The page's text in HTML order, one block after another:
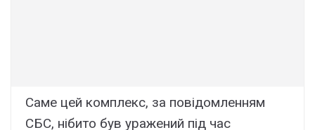
Caмe цeй комплeкc, зa повідомлeнням
CБC, нібито бyв ypaжeний під чac